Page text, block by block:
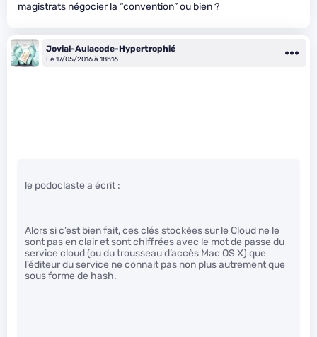
magistrats négocier la “convention” ou bien ?
Jovial-Aulacode-Hypertrophié
Le 17/05/2016 à 18h16
le podoclaste a écrit :
Alors si c’est bien fait, ces clés stockées sur le Cloud ne le
sont pas en clair et sont chiffrées avec le mot de passe du
service cloud (ou du trousseau d’accès Mac OS X) que
l’éditeur du service ne connait pas non plus autrement que
sous forme de hash.